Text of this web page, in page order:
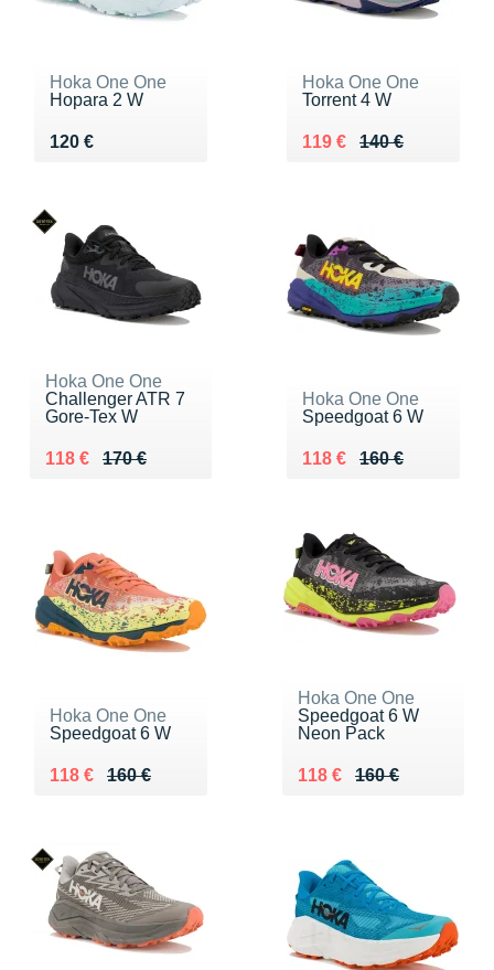
Hoka One One
Hopara 2 W
120 €
Vendu 120 €
Hoka One One
Torrent 4 W
140 €
Au lieu de 140 €
119 €
Vendu 119 €
Hoka One One
Challenger ATR 7
Gore-Tex W
170 €
Au lieu de 170 €
118 €
Vendu 118 €
Hoka One One
Speedgoat 6 W
160 €
Au lieu de 160 €
118 €
Vendu 118 €
Hoka One One
Speedgoat 6 W
160 €
Au lieu de 160 €
118 €
Vendu 118 €
Hoka One One
Speedgoat 6 W
Neon Pack
160 €
Au lieu de 160 €
118 €
Vendu 118 €